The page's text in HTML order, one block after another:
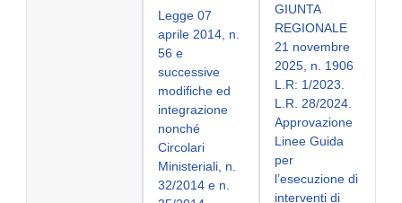
Legge 07
aprile 2014, n.
56 e
successive
modifiche ed
integrazione
nonché
Circolari
Ministeriali, n.
32/2014 e n.
GIUNTA
REGIONALE
21 novembre
2025, n. 1906
L.R: 1/2023.
L.R. 28/2024.
Approvazione
Linee Guida
per
l’esecuzione di
interventi di